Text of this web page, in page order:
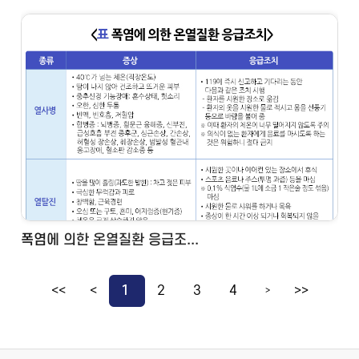
폭염에 의한 온열질환 응급조...
<< < 1 2 3 4 > >>